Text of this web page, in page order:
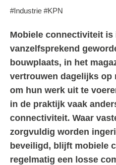
#Industrie #KPN
Mobiele connectiviteit
vanzelfsprekend
bouwplaats, in het
vertrouwen dagelijks op
om hun werk uit te
in de praktijk vaak
connectiviteit. Waar
zorgvuldig worden
beveiligd, blijft mobiele
regelmatig een losse